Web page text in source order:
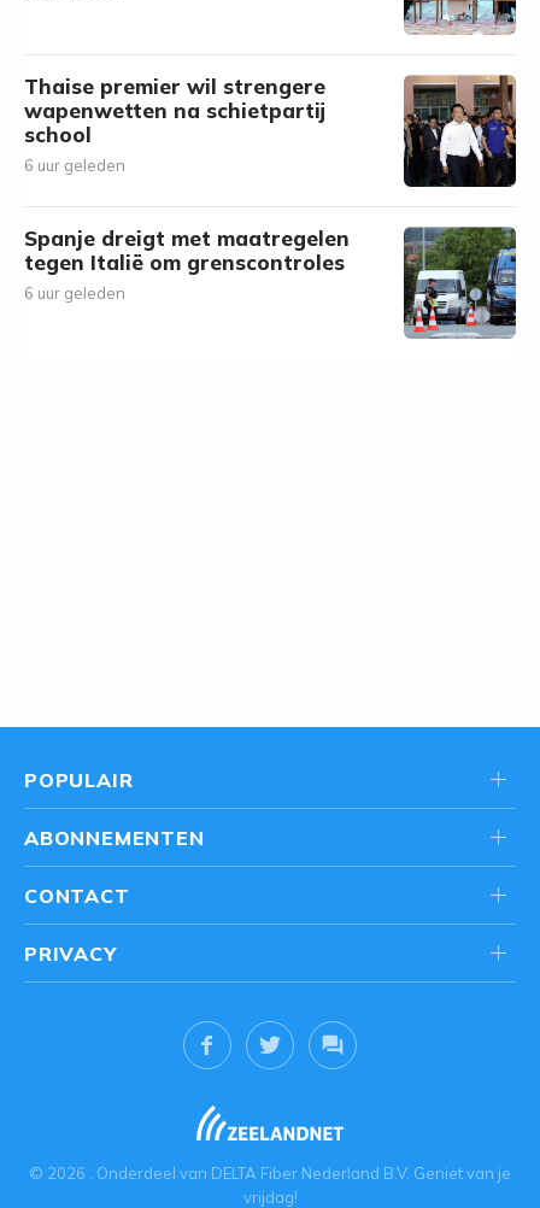
Thaise premier wil strengere
wapenwetten na schietpartij
school
6 uur geleden
Spanje dreigt met maatregelen
tegen Italië om grenscontroles
6 uur geleden
POPULAIR
ABONNEMENTEN
CONTACT
© 2026 . Onderdeel van DELTA Fiber Nederland B.V. Geniet van je
vrijdag!
PRIVACY